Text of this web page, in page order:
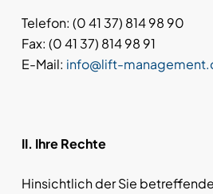
Telefon: (0 41 37) 814 98 90
Fax: (0 41 37) 814 98 91
E-Mail: info@lift-
II. Ihre Rechte
Hinsichtlich der Sie